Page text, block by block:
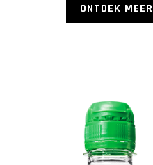
ONTDEK MEER